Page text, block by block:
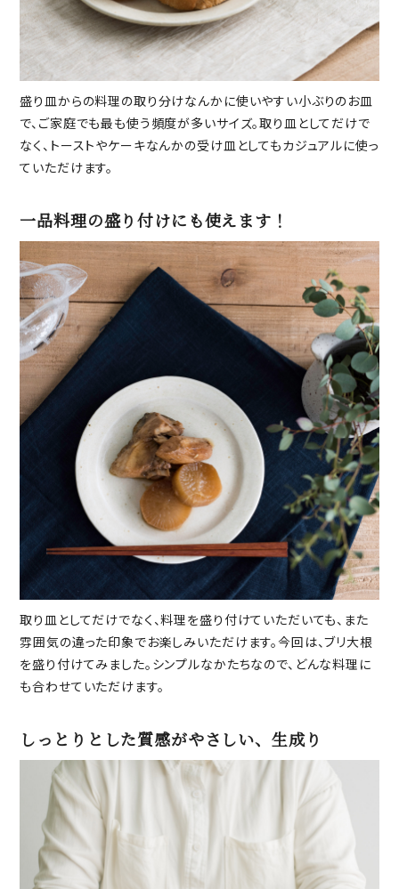
盛り皿からの料理の取り分けなんかに使いやすい小ぶりのお皿
で、ご家庭でも最も使う頻度が多いサイズ。取り皿としてだけで
なく、トーストやケーキなんかの受け皿としてもカジュアルに使っ
ていただけます。
一品料理の盛り付けにも使えます！
取り皿としてだけでなく、料理を盛り付けていただいても、また
雰囲気の違った印象でお楽しみいただけます。今回は、ブリ大根
を盛り付けてみました。シンプルなかたちなので、どんな料理に
も合わせていただけます。
しっとりとした質感がやさしい、生成り